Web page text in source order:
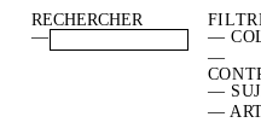
—
—
—
—
—